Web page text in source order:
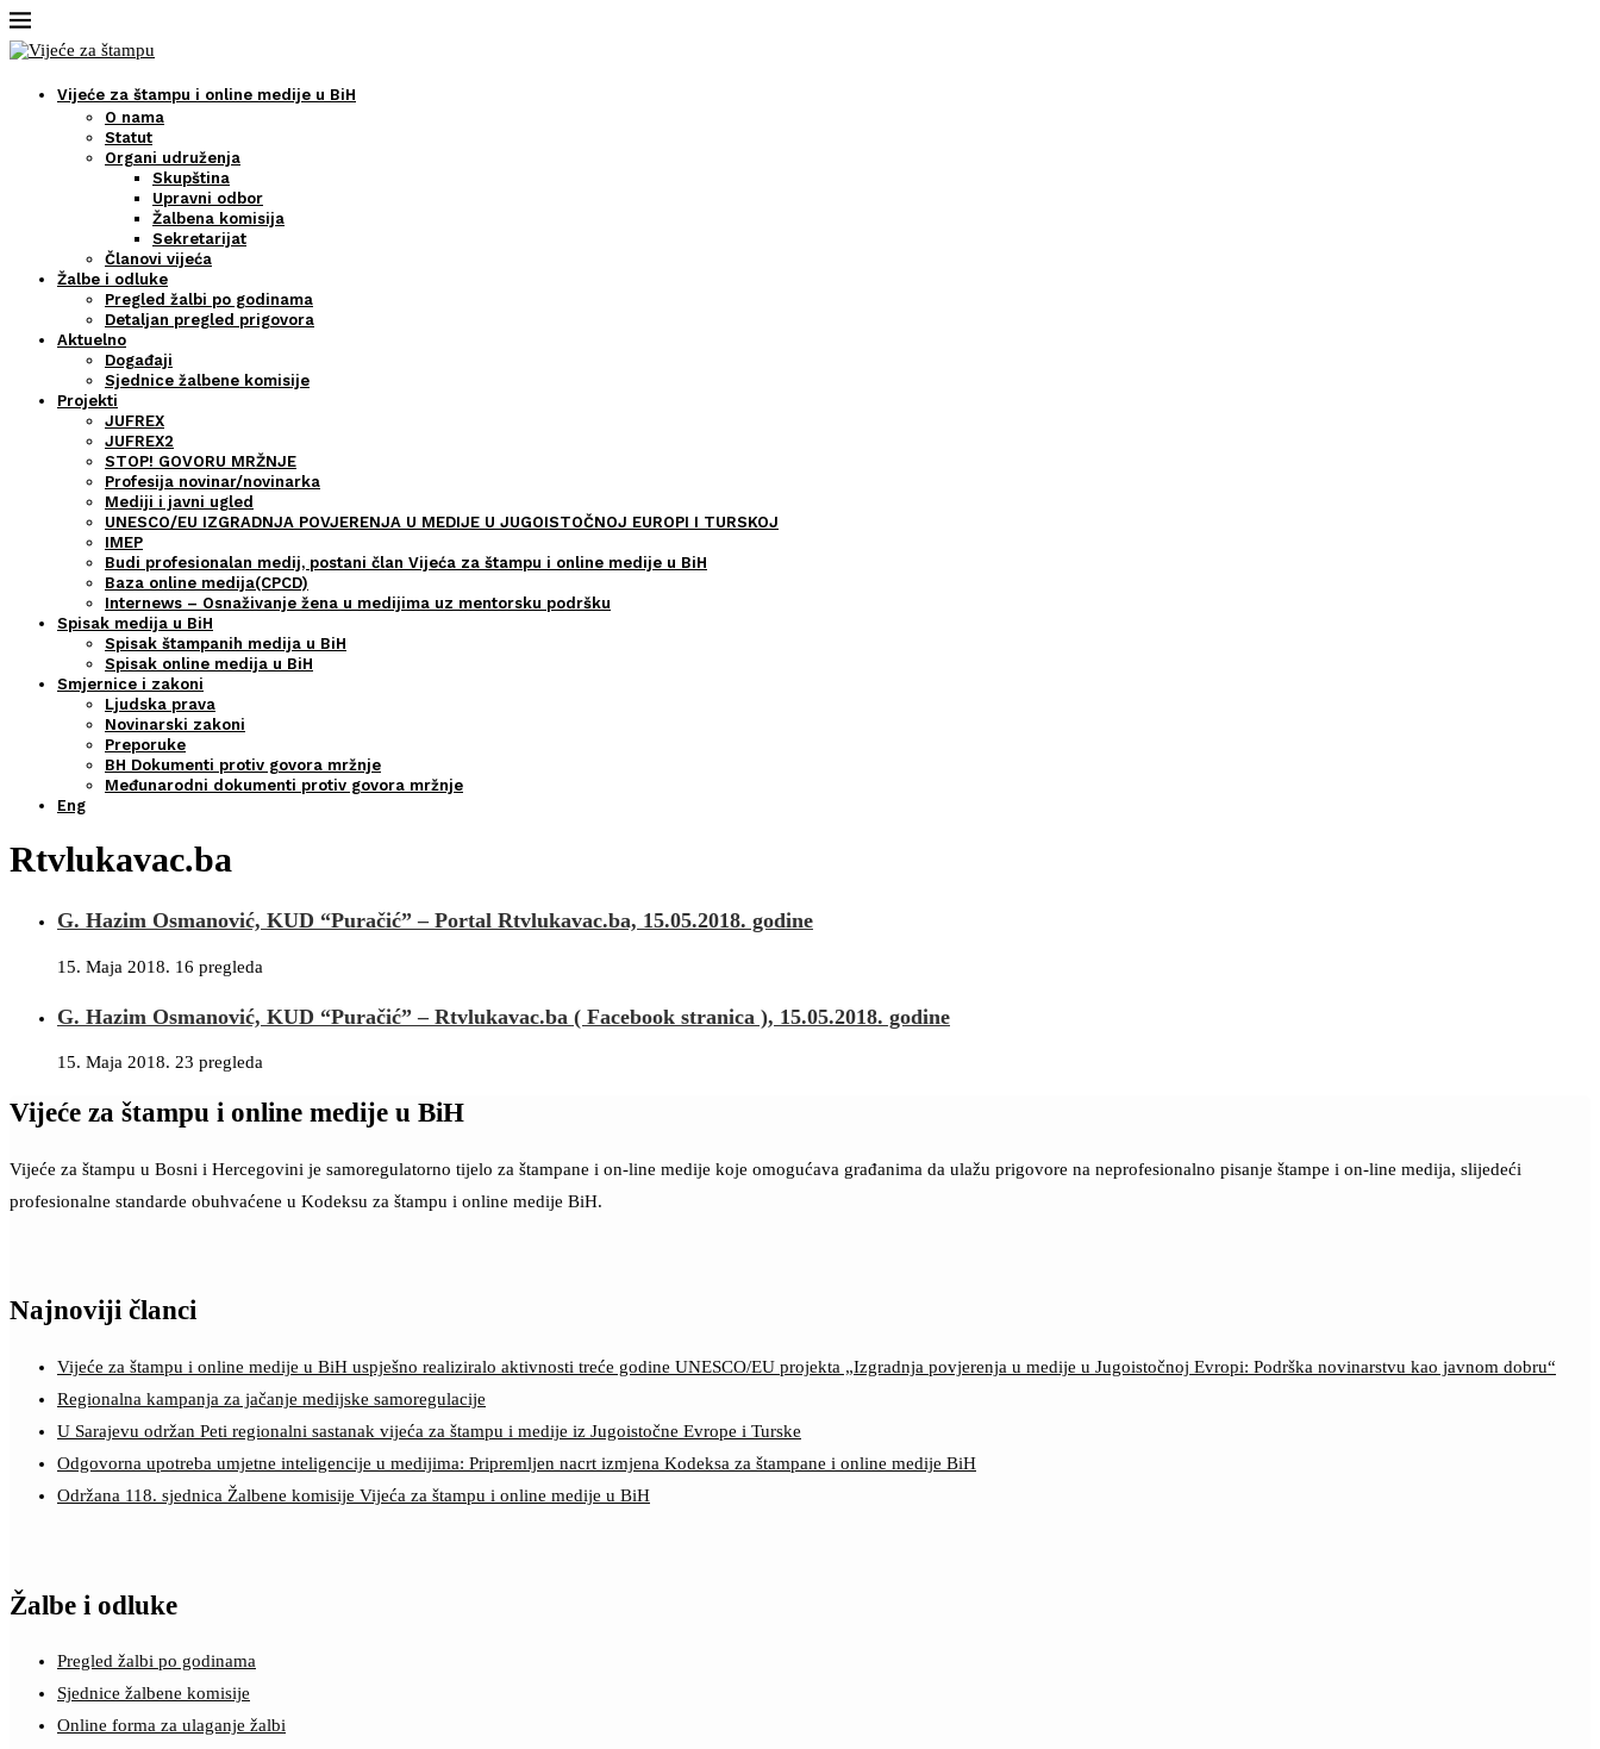
Vijeće za štampu i online medije u BiH
O nama
Statut
Organi udruženja
Skupština
Upravni odbor
Žalbena komisija
Sekretarijat
Članovi vijeća
Žalbe i odluke
Pregled žalbi po godinama
Detaljan pregled prigovora
Aktuelno
Događaji
Sjednice žalbene komisije
Projekti
JUFREX
JUFREX2
STOP! GOVORU MRŽNJE
Profesija novinar/novinarka
Mediji i javni ugled
UNESCO/EU IZGRADNJA POVJERENJA U MEDIJE U JUGOISTOČNOJ EUROPI I TURSKOJ
IMEP
Budi profesionalan medij, postani član Vijeća za štampu i online medije u BiH
Baza online medija(CPCD)
Internews – Osnaživanje žena u medijima uz mentorsku podršku
Spisak medija u BiH
Spisak štampanih medija u BiH
Spisak online medija u BiH
Smjernice i zakoni
Ljudska prava
Novinarski zakoni
Preporuke
BH Dokumenti protiv govora mržnje
Međunarodni dokumenti protiv govora mržnje
Eng
Rtvlukavac.ba
G. Hazim Osmanović, KUD “Puračić” – Portal Rtvlukavac.ba, 15.05.2018. godine
15. Maja 2018. 16 pregleda
G. Hazim Osmanović, KUD “Puračić” – Rtvlukavac.ba ( Facebook stranica ), 15.05.2018. godine
15. Maja 2018. 23 pregleda
Vijeće za štampu i online medije u BiH
Vijeće za štampu u Bosni i Hercegovini je samoregulatorno tijelo za štampane i on-line medije koje omogućava građanima da ulažu prigovore na neprofesionalno pisanje štampe i on-line medija, slijedeći
profesionalne standarde obuhvaćene u Kodeksu za štampu i online medije BiH.
Najnoviji članci
Vijeće za štampu i online medije u BiH uspješno realiziralo aktivnosti treće godine UNESCO/EU projekta „Izgradnja povjerenja u medije u Jugoistočnoj Evropi: Podrška novinarstvu kao javnom dobru“
Regionalna kampanja za jačanje medijske samoregulacije
U Sarajevu održan Peti regionalni sastanak vijeća za štampu i medije iz Jugoistočne Evrope i Turske
Odgovorna upotreba umjetne inteligencije u medijima: Pripremljen nacrt izmjena Kodeksa za štampane i online medije BiH
Održana 118. sjednica Žalbene komisije Vijeća za štampu i online medije u BiH
Žalbe i odluke
Pregled žalbi po godinama
Sjednice žalbene komisije
Online forma za ulaganje žalbi